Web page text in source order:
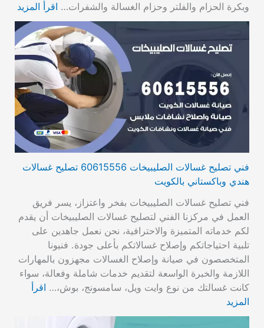
وبكرة الحزام والفلتر وحزام الغسالة والشفرات… اقرأ المزيد
فني تصليح غسالات الصليبيخات 60615556 تصليح غسالات
هندي وباكستاني بالكويت
فني تصليح غسالات الصليبيخات بفخر واعتزاز، يسر فريق
العمل في مركزنا الفني لتصليح غسالات الصليبيخات أن يقدم
لكم خدماته المتميزة والاحترافية، نحن نعمل جاهدين على
تلبية احتياجاتكم وإصلاح غسالاتكم بأعلى جودة. فنيونا
المتخصصون في صيانة وإصلاح الغسالات مجهزون بالمهارات
اللازمة والخبرة الواسعة لتقديم خدمات شاملة وفعالة، سواء
كانت غسالتك من نوع وايت ويل، سامسونج، بوش،… اقرأ
المزيد